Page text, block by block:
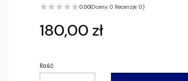
0.00(Oceny: 0 Recenzje: 0)
Cena
180,00 zł
Ilość